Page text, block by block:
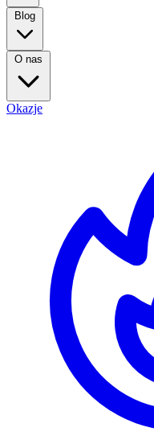
Blog
O nas
Okazje